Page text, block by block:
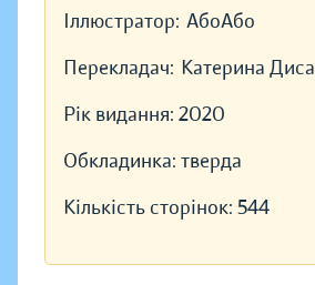
Іллюстратор: АбоАбо
Перекладач: Катерина Диса
Рік видання: 2020
Обкладинка: тверда
Кількість сторінок: 544